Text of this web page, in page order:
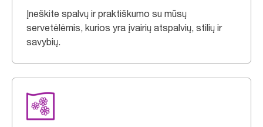
Įneškite spalvų ir praktiškumo su mūsų
servetėlėmis, kurios yra įvairių atspalvių, stilių ir
savybių.